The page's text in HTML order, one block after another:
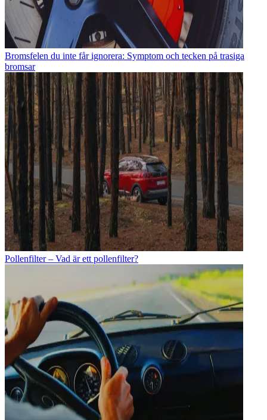
Bromsfelen du inte får ignorera: Symptom och tecken på trasiga
bromsar
Pollenfilter – Vad är ett pollenfilter?